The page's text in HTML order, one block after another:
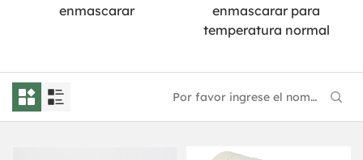
enmascarar
enmascarar para
temperatura normal